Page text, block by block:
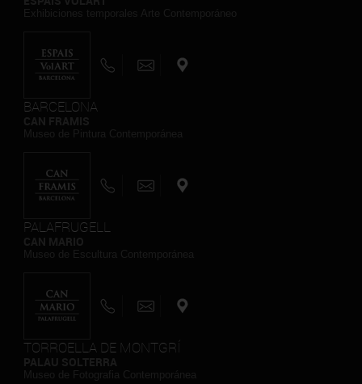
BARCELONA
PALAFRUGELL
TORROELLA DE MONTGRÍ